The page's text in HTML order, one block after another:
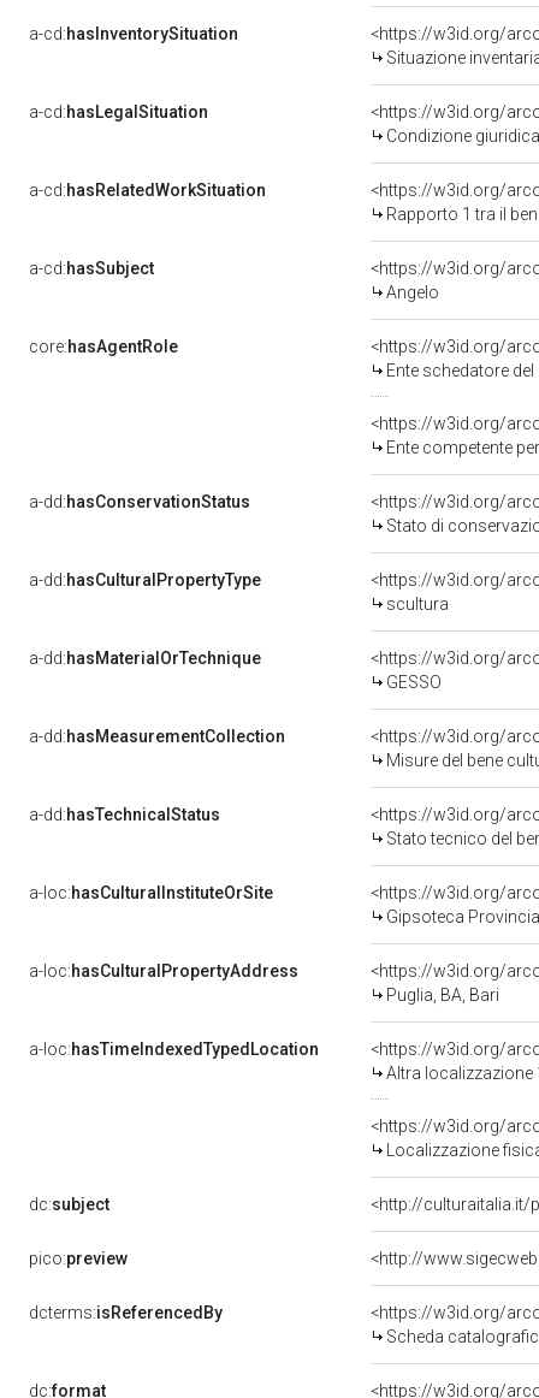
a-cd:hasInventorySituation
<https://w3id.org/
Situazione
a-cd:hasLegalSituation
Condizione
a-cd:hasRelatedWorkSituation
<https://w3id.org/
Rapporto 1 tra il
a-cd:hasSubject
<https://w3id.org/
Angelo
core:hasAgentRole
<https://w3id.org/
Ente schedatore del
<https://w3id.org/
Ente competente per
a-dd:hasConservationStatus
<https://w3id.org/
Stato di
a-dd:hasCulturalPropertyType
<https://w3id.org/
scultura
a-dd:hasMaterialOrTechnique
<https://w3id.org/
GESSO
a-dd:hasMeasurementCollection
<https://w3id.org/
Misure del bene
a-dd:hasTechnicalStatus
<https://w3id.org/
Stato tecnico del
a-loc:hasCulturalInstituteOrSite
<https://w3id.org/
Gipsoteca
a-loc:hasCulturalPropertyAddress
<https://w3id.org/
Puglia, BA, Bari
a-loc:hasTimeIndexedTypedLocation
<https://w3id.org/
Altra localizzazione
<https://w3id.org/
Localizzazione
dc:subject <http://culturaitalia.it/
pico:preview <http://
dcterms:isReferencedBy
<https://w3id.org/
Scheda
dc:format <https://w3id.org/